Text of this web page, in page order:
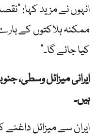
انہوں نے مزید کہا:
ممکنہ ہلاکتوں کے
کیا جائے گا۔”
ایرانی میزائل وسطی،
ہیں۔
ایران سے میزائل داغنے